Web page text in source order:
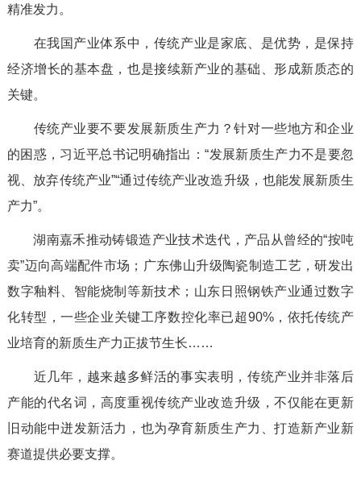
精准发力。
在我国产业体系中，传统产业是家底、是优势，是保持
经济增长的基本盘，也是接续新产业的基础、形成新质态的
关键。
传统产业要不要发展新质生产力？针对一些地方和企业
的困惑，习近平总书记明确指出：“发展新质生产力不是要忽
视、放弃传统产业”“通过传统产业改造升级，也能发展新质生
产力”。
湖南嘉禾推动铸锻造产业技术迭代，产品从曾经的“按吨
卖”迈向高端配件市场；广东佛山升级陶瓷制造工艺，研发出
数字釉料、智能烧制等新技术；山东日照钢铁产业通过数字
化转型，一些企业关键工序数控化率已超90%，依托传统产
业培育的新质生产力正拔节生长……
近几年，越来越多鲜活的事实表明，传统产业并非落后
产能的代名词，高度重视传统产业改造升级，不仅能在更新
旧动能中迸发新活力，也为孕育新质生产力、打造新产业新
赛道提供必要支撑。